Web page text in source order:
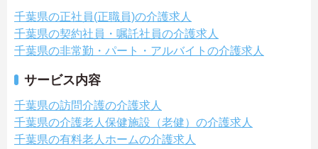
千葉県の正社員(正職員)の介護求人
千葉県の契約社員・嘱託社員の介護求人
千葉県の非常勤・パート・アルバイトの介護求人
サービス内容
千葉県の訪問介護の介護求人
千葉県の介護老人保健施設（老健）の介護求人
千葉県の有料老人ホームの介護求人